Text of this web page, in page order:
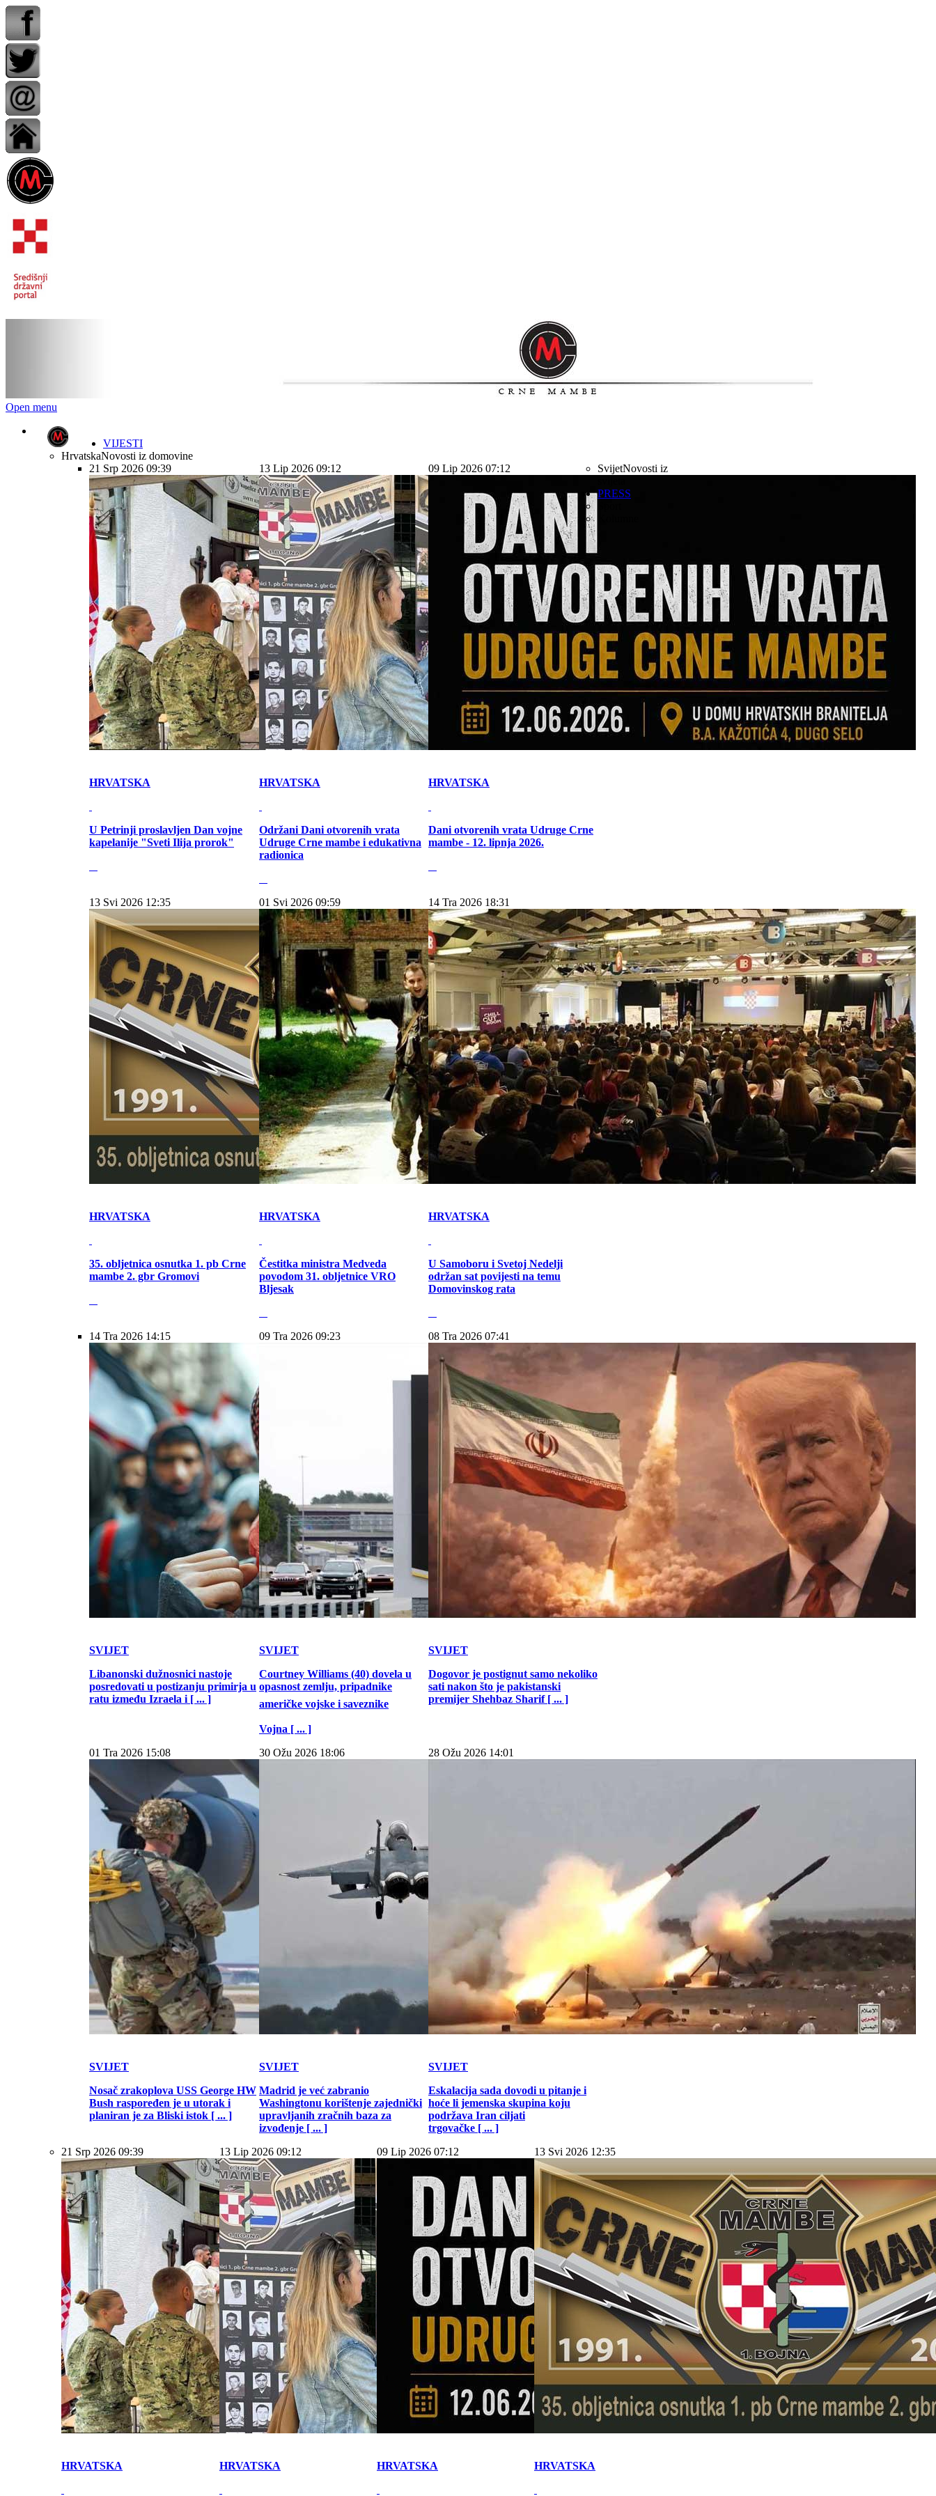
Open menu
VIJESTI
HrvatskaNovosti iz domovine
21 Srp 2026 09:39
HRVATSKA
U Petrinji proslavljen Dan vojne
kapelanije "Sveti Ilija prorok"
13 Lip 2026 09:12
HRVATSKA
Održani Dani otvorenih vrata
Udruge Crne mambe i edukativna
radionica
09 Lip 2026 07:12
HRVATSKA
Dani otvorenih vrata Udruge Crne
mambe - 12. lipnja 2026.
13 Svi 2026 12:35
HRVATSKA
35. obljetnica osnutka 1. pb Crne
mambe 2. gbr Gromovi
01 Svi 2026 09:59
HRVATSKA
Čestitka ministra Medveda
povodom 31. obljetnice VRO
Bljesak
14 Tra 2026 18:31
HRVATSKA
U Samoboru i Svetoj Nedelji
održan sat povijesti na temu
Domovinskog rata
SvijetNovosti iz
14 Tra 2026 14:15
SVIJET
Libanonski dužnosnici nastoje
posredovati u postizanju primirja u
ratu između Izraela i [ ... ]
09 Tra 2026 09:23
SVIJET
Courtney Williams (40) dovela u
opasnost zemlju, pripadnike
američke vojske i saveznike
Vojna [ ... ]
08 Tra 2026 07:41
SVIJET
Dogovor je postignut samo nekoliko
sati nakon što je pakistanski
premijer Shehbaz Sharif [ ... ]
01 Tra 2026 15:08
SVIJET
Nosač zrakoplova USS George HW
Bush raspoređen je u utorak i
planiran je za Bliski istok [ ... ]
30 Ožu 2026 18:06
SVIJET
Madrid je već zabranio
Washingtonu korištenje zajednički
upravljanih zračnih baza za
izvođenje [ ... ]
28 Ožu 2026 14:01
SVIJET
Eskalacija sada dovodi u pitanje i
hoće li jemenska skupina koju
podržava Iran ciljati
trgovačke [ ... ]
21 Srp 2026 09:39
HRVATSKA
13 Lip 2026 09:12
HRVATSKA
09 Lip 2026 07:12
HRVATSKA
13 Svi 2026 12:35
HRVATSKA
PRESS